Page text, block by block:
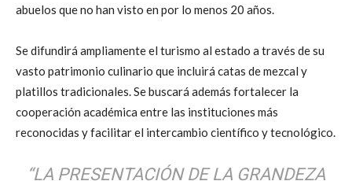
abuelos que no han visto en por lo menos 20 años.
Se difundirá ampliamente el turismo al estado a través de su
vasto patrimonio culinario que incluirá catas de mezcal y
platillos tradicionales. Se buscará además fortalecer la
cooperación académica entre las instituciones más
reconocidas y facilitar el intercambio científico y tecnológico.
“LA PRESENTACIÓN DE LA GRANDEZA